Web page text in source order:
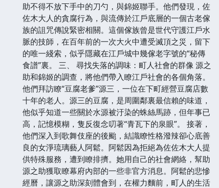
助不得不放下手中的刀勺，與錦姬聯手。他們發現，佐
佐木大人的貪腐行為，與流傳於江戶底層的一個古老傢
族的詛咒傳說緊密相關。這個傢族曾是世代守護江戶水
脈的技師，在百年前的一次大火中遭受滅頂之災，留下
的唯一綫索，似乎隱藏在江戶城中幾傢老字號的“秘傳
食譜”裏。 三、 尋找失落的調味：町人社會的群像 源之
助和錦姬的調查，將他們帶入瞭江戶社會的各個角落。
他們拜訪瞭“豆腐老爹”源三，一位在下町經營豆腐店數
十年的老人。源三的豆腐，是周圍鄰裏最信賴的味道，
他似乎知道一些關於水源被汙染的蛛絲馬跡，但年事已
高，記憶模糊，隻反復念叨著“青瓦下的泉眼”。 接著，
他們深入到歌舞伎座的後颱，結識瞭性格潑辣卻心底善
良的女淨琉璃藝人阿鬆。阿鬆因為拒絕為佐佐木大人提
供特殊服務，遭到瞭排擠。她用自己的社會網絡，幫助
源之助獲取瞭幕府內部的一些非官方消息。阿鬆的悲慘
經曆，讓源之助深刻體會到，在權力麵前，町人的生活